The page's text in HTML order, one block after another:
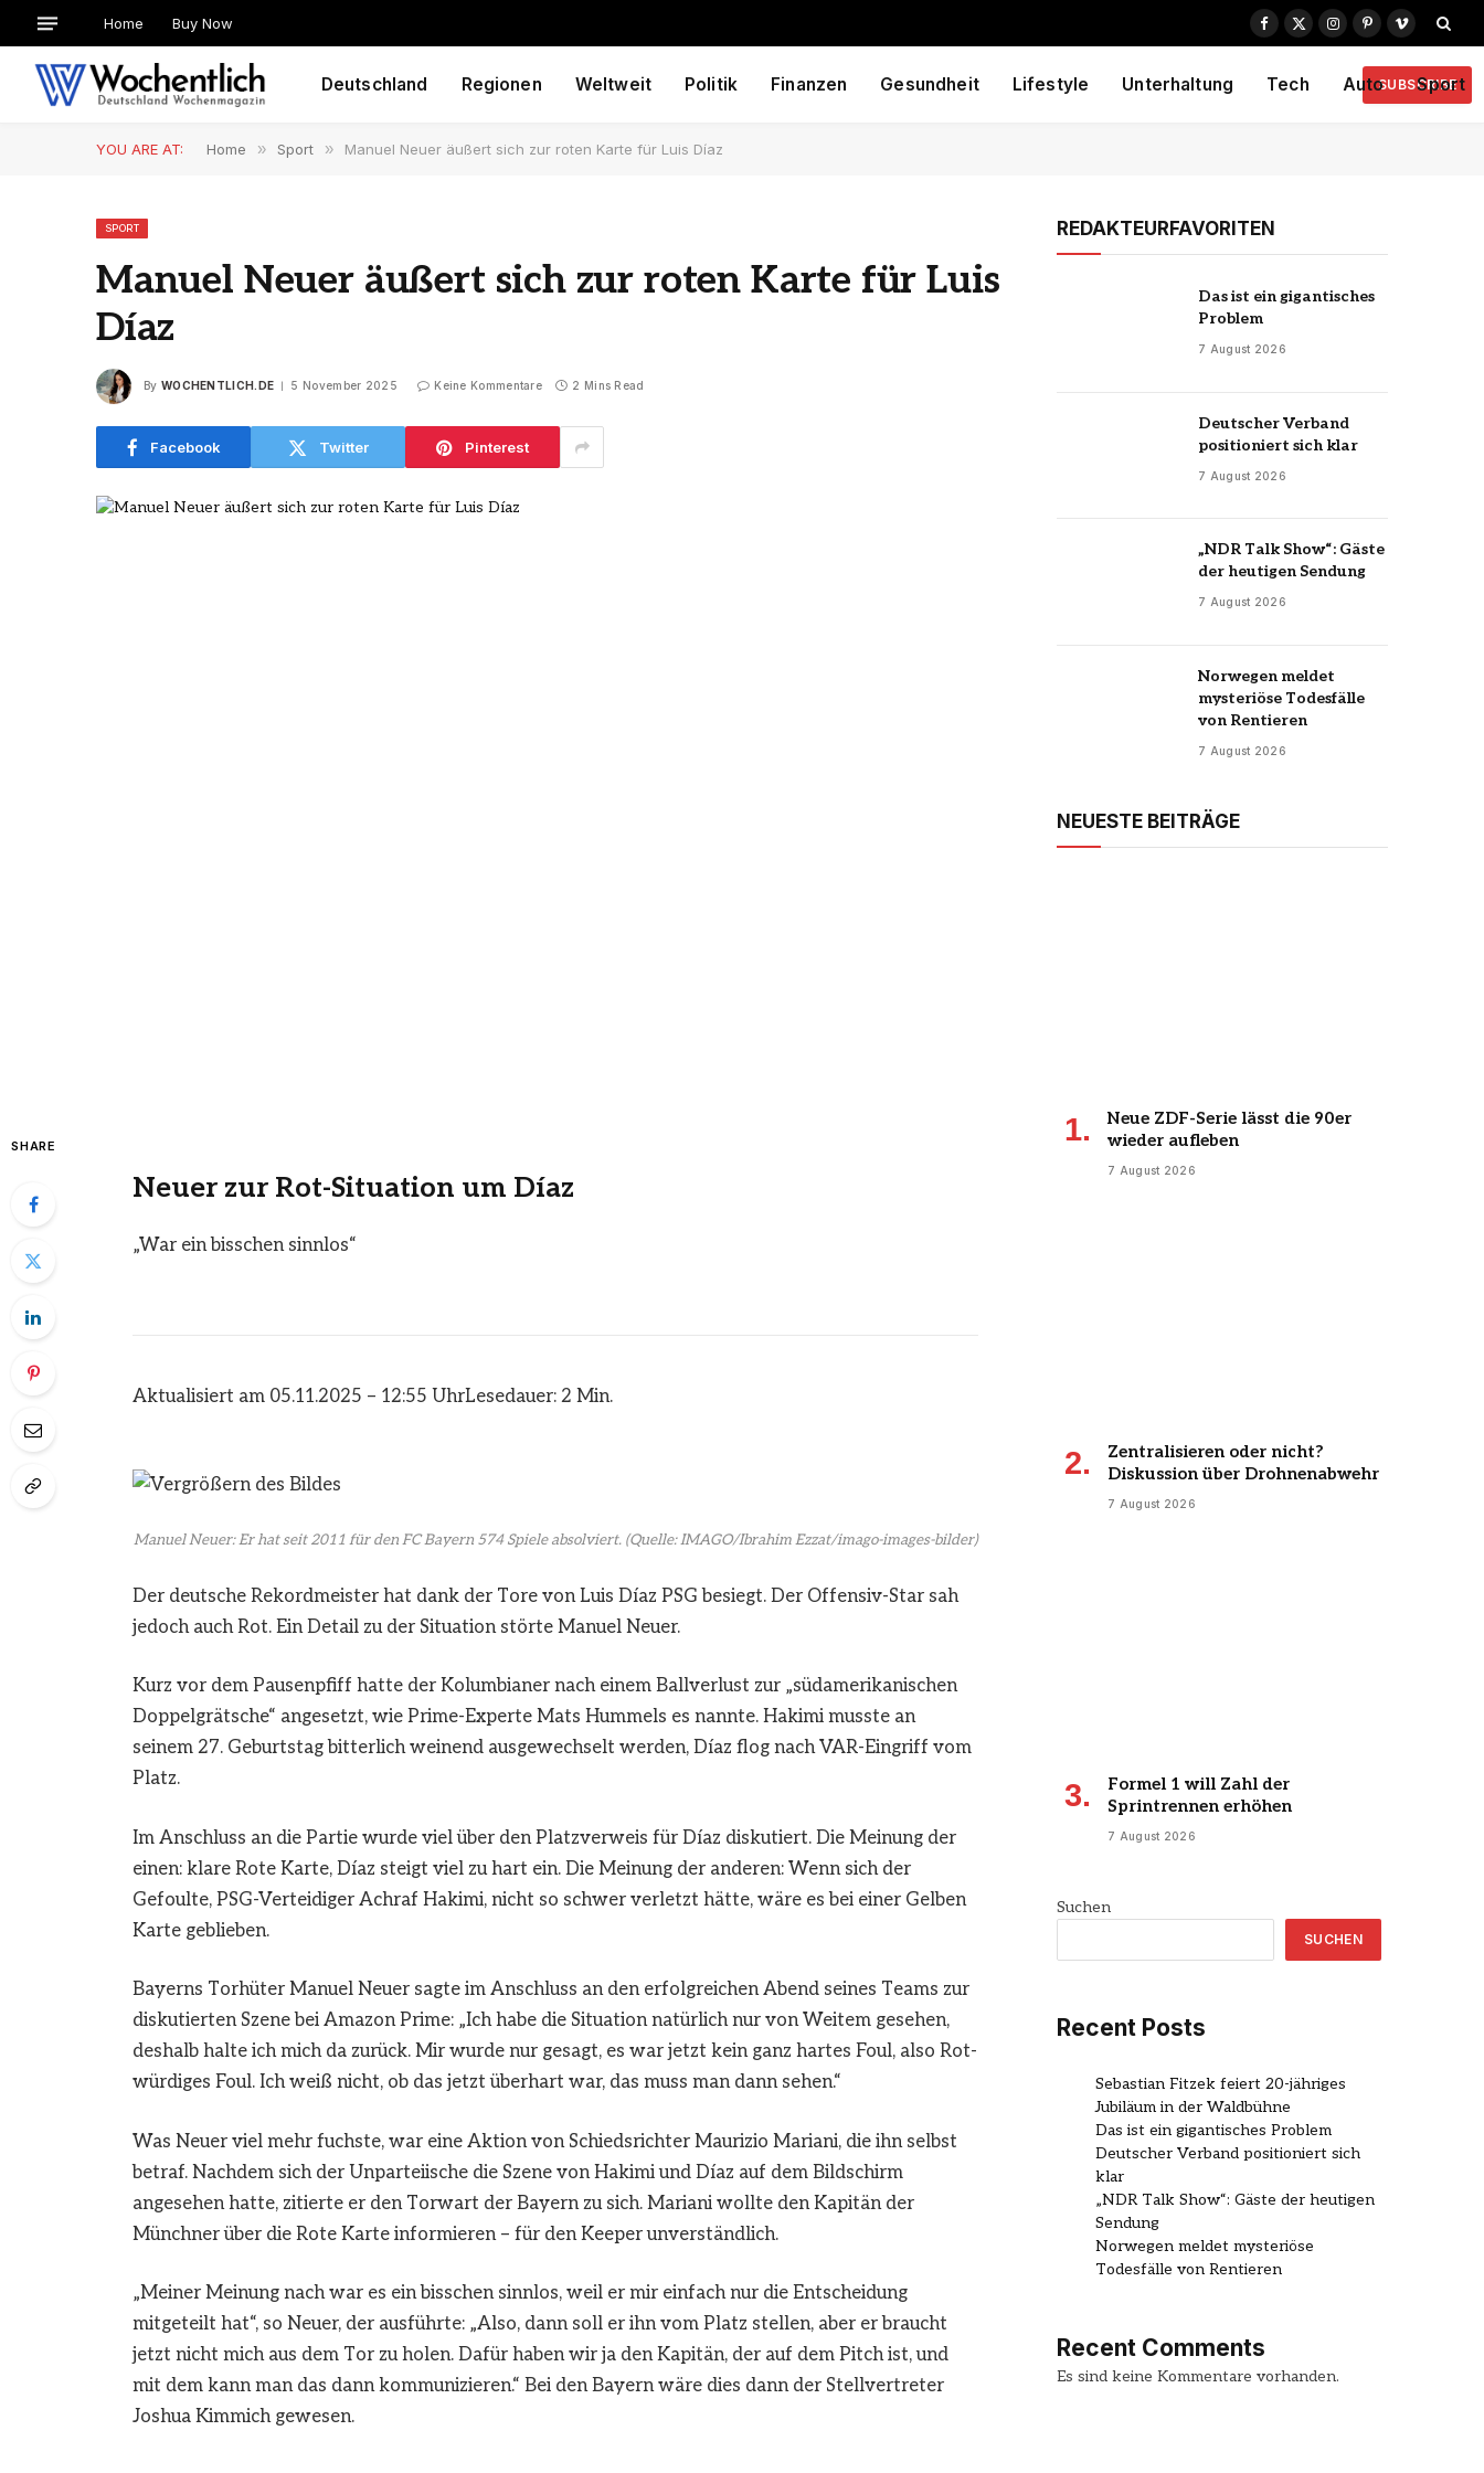
Home Buy Now
Facebook
X
Instagram
PinterestVimeo
Deutschland Regionen Weltweit Politik Finanzen Gesundheit Lifestyle Unterhaltung Tech Auto Sport
SUBSCRIBE
YOU ARE AT: Home » Sport » Manuel Neuer äußert sich zur roten Karte für Luis Díaz
SPORT
Manuel Neuer äußert sich zur roten Karte für Luis
Díaz
By WOCHENTLICH.DE 5 November 2025 Keine Kommentare 2 Mins Read
Facebook Twitter Pinterest
SHARE
Neuer zur Rot-Situation um Díaz
„War ein bisschen sinnlos“
Aktualisiert am 05.11.2025 – 12:55 UhrLesedauer: 2 Min.
Manuel Neuer: Er hat seit 2011 für den FC Bayern 574 Spiele absolviert.(Quelle: IMAGO/Ibrahim Ezzat/imago-images-bilder)
Der deutsche Rekordmeister hat dank der Tore von Luis Díaz PSG besiegt. Der Offensiv-Star sah
jedoch auch Rot. Ein Detail zu der Situation störte Manuel Neuer.
Kurz vor dem Pausenpfiff hatte der Kolumbianer nach einem Ballverlust zur „südamerikanischen
Doppelgrätsche“ angesetzt, wie Prime-Experte Mats Hummels es nannte. Hakimi musste an
seinem 27. Geburtstag bitterlich weinend ausgewechselt werden, Díaz flog nach VAR-Eingriff vom
Platz.
Im Anschluss an die Partie wurde viel über den Platzverweis für Díaz diskutiert. Die Meinung der
einen: klare Rote Karte, Díaz steigt viel zu hart ein. Die Meinung der anderen: Wenn sich der
Gefoulte, PSG-Verteidiger Achraf Hakimi, nicht so schwer verletzt hätte, wäre es bei einer Gelben
Karte geblieben.
Bayerns Torhüter Manuel Neuer sagte im Anschluss an den erfolgreichen Abend seines Teams zur
diskutierten Szene bei Amazon Prime: „Ich habe die Situation natürlich nur von Weitem gesehen,
deshalb halte ich mich da zurück. Mir wurde nur gesagt, es war jetzt kein ganz hartes Foul, also Rot-
würdiges Foul. Ich weiß nicht, ob das jetzt überhart war, das muss man dann sehen.“
Was Neuer viel mehr fuchste, war eine Aktion von Schiedsrichter Maurizio Mariani, die ihn selbst
betraf. Nachdem sich der Unparteiische die Szene von Hakimi und Díaz auf dem Bildschirm
angesehen hatte, zitierte er den Torwart der Bayern zu sich. Mariani wollte den Kapitän der
Münchner über die Rote Karte informieren – für den Keeper unverständlich.
„Meiner Meinung nach war es ein bisschen sinnlos, weil er mir einfach nur die Entscheidung
mitgeteilt hat“, so Neuer, der ausführte: „Also, dann soll er ihn vom Platz stellen, aber er braucht
jetzt nicht mich aus dem Tor zu holen. Dafür haben wir ja den Kapitän, der auf dem Pitch ist, und
mit dem kann man das dann kommunizieren.“ Bei den Bayern wäre dies dann der Stellvertreter
Joshua Kimmich gewesen.
REDAKTEURFAVORITEN
Das ist ein gigantisches
Problem
7 August 2026
Deutscher Verband
positioniert sich klar
7 August 2026
„NDR Talk Show“: Gäste
der heutigen Sendung
7 August 2026
Norwegen meldet
mysteriöse Todesfälle
von Rentieren
7 August 2026
NEUESTE BEITRÄGE
Neue ZDF-Serie lässt die 90er
wieder aufleben
7 August 2026
Zentralisieren oder nicht?
Diskussion über Drohnenabwehr
7 August 2026
Formel 1 will Zahl der
Sprintrennen erhöhen
7 August 2026
Suchen
SUCHEN
Recent Posts
Sebastian Fitzek feiert 20-jähriges
Jubiläum in der Waldbühne
Das ist ein gigantisches Problem
Deutscher Verband positioniert sich
klar
„NDR Talk Show“: Gäste der heutigen
Sendung
Norwegen meldet mysteriöse
Todesfälle von Rentieren
Recent Comments
Es sind keine Kommentare vorhanden.